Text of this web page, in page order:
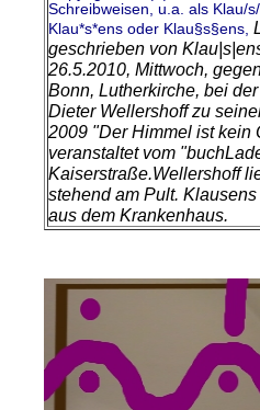
Schreibweisen, u.a. als Klau/
Klau*s*ens oder Klau§s§ens,
geschrieben von
26.5.2010, Mittwoch,
Bonn, Lutherkirche, bei
Dieter Wellershoff zu
2009 "Der Himmel ist kein
veranstaltet vom
Kaiserstraße.Wellershoff
stehend am Pult.
aus dem Krankenhaus.